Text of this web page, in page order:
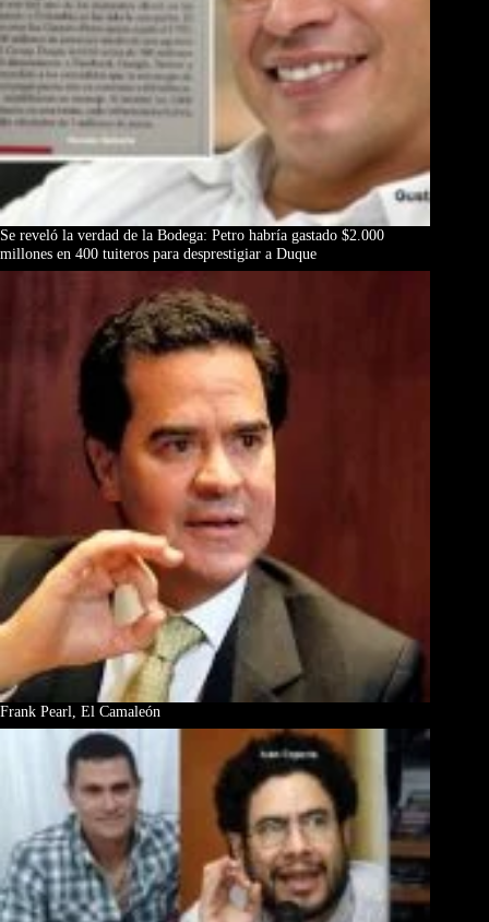
Se reveló la verdad de la Bodega: Petro habría gastado $2.000
millones en 400 tuiteros para desprestigiar a Duque
Frank Pearl, El Camaleón